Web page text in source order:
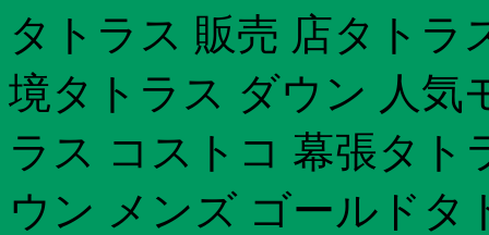
タトラス 販売 店タトラ
境タトラス ダウン 人気
ラス コストコ 幕張タト
ウン メンズ ゴールドタ